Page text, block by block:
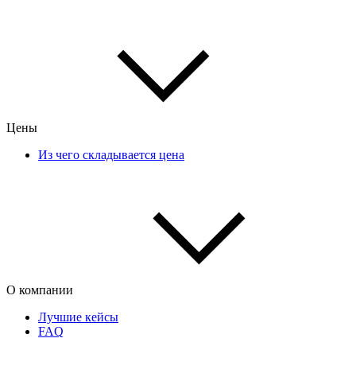
Цены
Из чего складывается цена
О компании
Лучшие кейсы
FAQ